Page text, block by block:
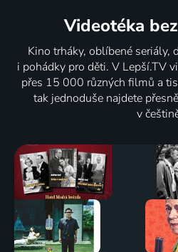
Videotéka
Kino trháky, oblíbené seriály,
i pohádky pro děti. V Lepší.TV
přes 15 000 různých filmů a
tak jednoduše najdete
v